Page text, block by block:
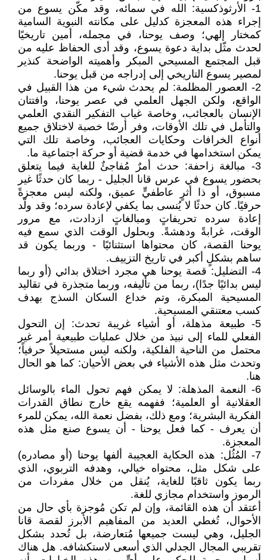
1- الأرثوذكسية: الله في سمائه، وقد مكّن يسوع من
إجراء هذه المعجزة كدليل على مكانته النبوية السامية
كمختار إلهي؛ وصف يوحنا، في مجمله، أمين تاريخيًا
لحدث مثّل بداية دعوة يسوع، وقد أدى الحفاظ عليه من
قبل المجتمع المسيحي المبكر وأهميته الواضحة كنذير
لمصير يسوع التاريخي إلى إدراجه من قبل يوحنا.
2- العصور المظلمة: لم يحدث شيء من هذا القبيل في
الواقع، ولكن الجهل العلمي في عصر يوحنا، وافتتان
الإنسان بالعجائب، وخاصة غياب التفكير النقدي العلمي
والتأمل في تلك الأوقات، وفر أرضًا خصبة لاختلاق جميع
أنواع الخرافات وحكايات العجائب، وخاصة تلك التي
يمكن استخدامها في خدمة قضية أو حركة اجتماعية ما.
3- مبالغة زاحفة: حدث أمرٌ مُفاجئٌ للغاية فيما يتعلق
بحضور يسوع في عرس قانا الجليل - ربما كان حدثًا غير
مسبوق، أو ذا أثرٍ عاطفيٍّ عميق، ولكنه ليس معجزةً
حرفيًا. كان حدثًا لا يُنسى بما يكفي لإعادة سرده؛ وقد ولّد
إعادة سرده تحريفاتٍ ومبالغاتٍ ازدادت، مع مرور
الوقت، غرابةً ودهشةً. وبحلول الوقت الذي سمع فيه
يوحنا القصة، كان محتواها استثنائيًا - وربما يكون قد
ساهم بشكلٍ أكبر في تاريخ التزييف.
4- التضليل: قصة يوحنا هي مجرد اختلاق بدائي (أو ربما
ليس بدائيًا جدًا)، ربما من تأليفه، وربما متجذرة في تقاليد
المسيحية المبكرة، وتم خداع السكان السذج بهدف
كسب معتنقي المسيحية.
5- طبيعة مذهلة، أو أشياء غريبة تحدث: إن التحول
الفعلي للماء إلى نبيذ من خلال عمليات طبيعية أمر غير
محتمل من الناحية الفلكية، ولكنه ليس مستحيلاً حرفياً؛
وتحدث مثل هذه الأشياء في بعض الأحيان: كما هو الحال
هنا.
6- النعمة المذهلة: لا يمكن فهم تحول الماء بالوسائل
العقلانية أو العلمية؛ ففهمه يقع خارج نطاق القدرات
الفكرية البشرية؛ ومع ذلك، بفضل نعمة الله، يمكن للمرء
أن يعرف - كما فعل يوحنا - أن يسوع صنع مثل هذه
المعجزة.
7- المُثُل: هذه الحكاية العجيبة ألفها يوحنا (أو مصادره)
على شكل مثل، محتواه خيالي، وهدفه التربوي، الذي
ربما يكون ثاقبًا للغاية، يُنقل من خلال مفردات من
الرموز واستخدام مجازي للغة.
أعتقد أن هذه القائمة، وإن لم تكن مُوجزة بأي حال من
الأحوال، تُغطي العديد من المفاهيم الأبرز لقصة قانا
الجليل، وهي ليست جميعها مُتعارضة، بل تُحدد بشكل
تقريبي المجال الجدلي الذي أسعى لاستكشافه. هل هناك